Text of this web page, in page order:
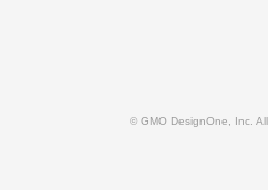
© GMO DesignOne, Inc.